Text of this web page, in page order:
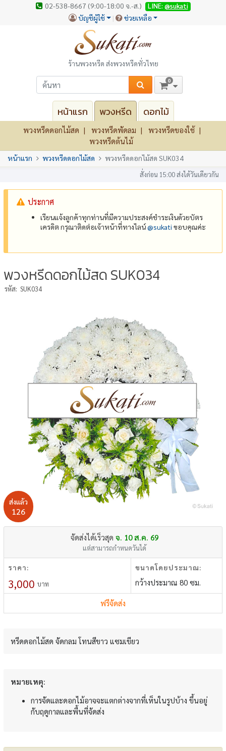
02-538-8667 (9:00-18:00 จ.-ส.) LINE: @sukati
บัญชีผู้ใช้ ช่วยเหลือ
ร้านพวงหรีด ส่งพวงหรีดทั่วไทย
0
หน้าแรก พวงหรีด ดอกไม้
พวงหรีดดอกไม้สด พวงหรีดพัดลม
พวงหรีดของใช้
พวงหรีดต้นไม้
หน้าแรก พวงหรีดดอกไม้สด พวงหรีดดอกไม้สด SUK034
สั่งก่อน 15:00 ส่งได้วันเดียวกัน
ประกาศ
เรียนแจ้งลูกค้าทุกท่านที่มีความประสงค์ชำระเงินด้วยบัตร
เครดิต กรุณาติดต่อเจ้าหน้าที่ทางไลน์@‌sukati ขอบคุณค่ะ
พวงหรีดดอกไม้สด SUK034
รหัส: SUK034
ส่งแล้ว
126
จัดส่งได้เร็วสุด จ. 10 ส.ค. 69
แต่สามารถกำหนดวันได้
ราคา:
3,000 บาท
ขนาดโดยประมาณ:
กว้างประมาณ 80 ซม.
ฟรีจัดส่ง
หรีดดอกไม้สด จัดกลม โทนสีขาว แซมเขียว
หมายเหตุ:
การจัดและดอกไม้อาจจะแตกต่างจากที่เห็นในรูปบ้าง ขึ้นอยู่
กับฤดูกาลและพื้นที่จัดส่ง